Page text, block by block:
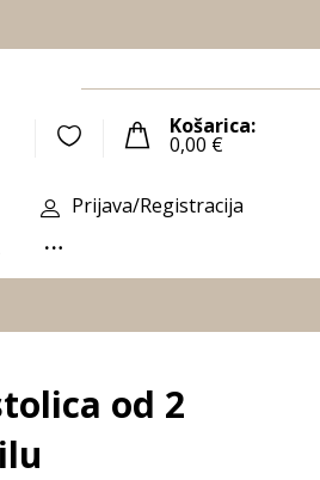
Košarica:
0,00 €
Prijava/Registracija
od 2